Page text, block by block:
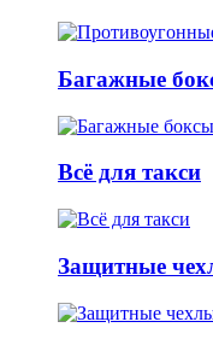
Багажные
Всё для такси
Защитные